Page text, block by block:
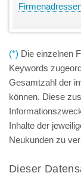
(*) Die einzelnen
Keywords
Gesamtzahl der
können. Diese
Inhalte der
Neukunden zu
Dieser